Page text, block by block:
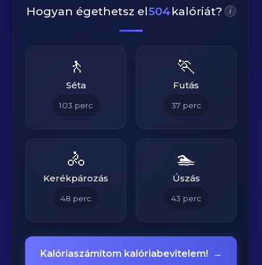
Hogyan égethetsz el504kalóriát? i
🚶
Séta
103 perc
🏃
Futás
37 perc
🚴
Kerékpározás
48 perc
🏊
Úszás
43 perc
Kalóriaszámítom kalóriabevitelem! →